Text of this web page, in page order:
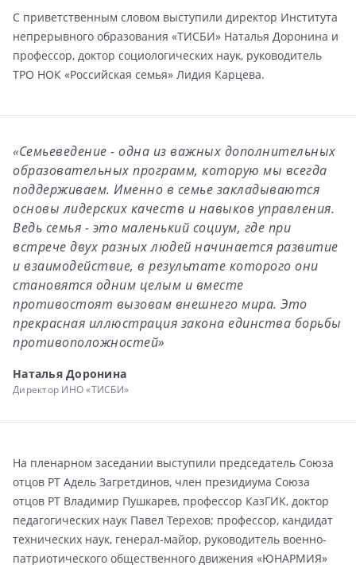
С приветственным словом выступили директор Института
непрерывного образования «ТИСБИ» Наталья Доронина и
профессор, доктор социологических наук, руководитель
ТРО НОК «Российская семья» Лидия Карцева.
«Семьеведение - одна из важных дополнительных
образовательных программ, которую мы всегда
поддерживаем. Именно в семье закладываются
основы лидерских качеств и навыков управления.
Ведь семья - это маленький социум, где при
встрече двух разных людей начинается развитие
и взаимодействие, в результате которого они
становятся одним целым и вместе
противостоят вызовам внешнего мира. Это
прекрасная иллюстрация закона единства борьбы
противоположностей»
Наталья Доронина
Директор ИНО «ТИСБИ»
На пленарном заседании выступили председатель Союза
отцов РТ Адель Загретдинов, член президиума Союза
отцов РТ Владимир Пушкарев, профессор КазГИК, доктор
педагогических наук Павел Терехов; профессор, кандидат
технических наук, генерал-майор, руководитель военно-
патриотического общественного движения «ЮНАРМИЯ»